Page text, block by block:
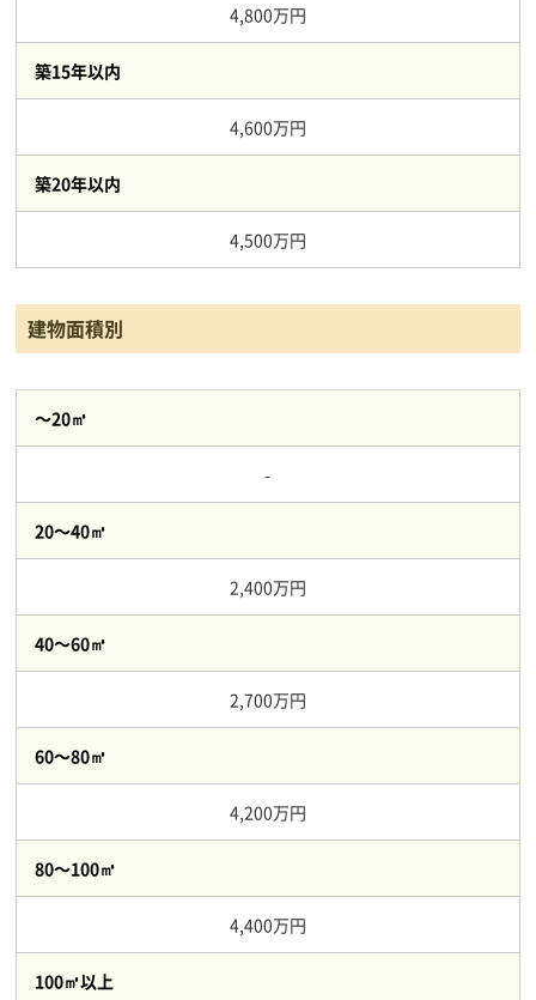
4,800万円
築15年以内
4,600万円
築20年以内
4,500万円
建物面積別
～20㎥
-
20～40㎥
2,400万円
40～60㎥
2,700万円
60～80㎥
4,200万円
80～100㎥
4,400万円
100㎥以上